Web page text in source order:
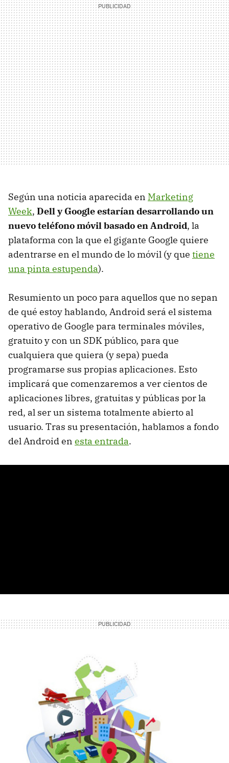
Según una noticia aparecida en Marketing
Week, Dell y Google estarían desarrollando un
nuevo teléfono móvil basado en Android, la
plataforma con la que el gigante Google quiere
adentrarse en el mundo de lo móvil (y que tiene
una pinta estupenda).
Resumiento un poco para aquellos que no sepan
de qué estoy hablando, Android será el sistema
operativo de Google para terminales móviles,
gratuito y con un SDK público, para que
cualquiera que quiera (y sepa) pueda
programarse sus propias aplicaciones. Esto
implicará que comenzaremos a ver cientos de
aplicaciones libres, gratuitas y públicas por la
red, al ser un sistema totalmente abierto al
usuario. Tras su presentación, hablamos a fondo
del Android en esta entrada.